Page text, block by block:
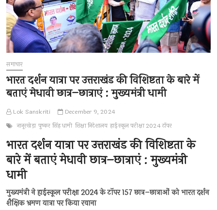
समाचार
भारत दर्शन यात्रा पर उत्तराखंड की विशिष्टता के बारे में
बताएं मेधावी छात्र–छात्राएं : मुख्यमंत्री धामी
Lok Sanskriti
December 9, 2024
नानूरखेड़ा पुष्कर सिंह धामी शिक्षा निदेशालय हाईस्कूल परीक्षा 2024 टॉपर
भारत दर्शन यात्रा पर उत्तराखंड की विशिष्टता के
बारे में बताएं मेधावी छात्र–छात्राएं : मुख्यमंत्री
धामी
मुख्यमंत्री ने हाईस्कूल परीक्षा 2024 के टॉपर 157 छात्र–छात्राओं को भारत दर्शन
शैक्षिक भ्रमण यात्रा पर किया रवाना